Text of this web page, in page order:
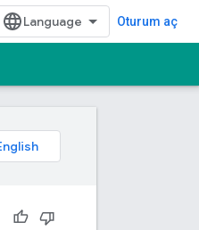
Oturum aç